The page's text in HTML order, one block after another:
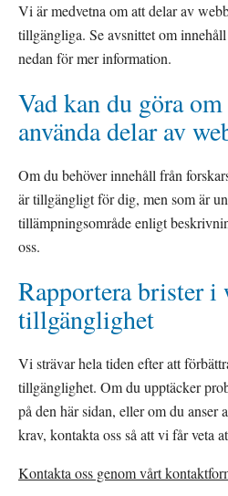
Vi är medvetna om att delar av
tillgängliga. Se avsnittet om
nedan för mer information.
Vad kan du göra
använda delar av
Om du behöver innehåll från
är tillgängligt för dig, men som är
tillämpningsområde enligt
oss.
Rapportera brister i
tillgänglighet
Vi strävar hela tiden efter att
tillgänglighet. Om du upptäcker
på den här sidan, eller om du anser
krav, kontakta oss så att vi får veta
Kontakta oss genom vårt